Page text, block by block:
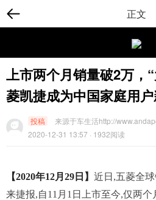
正文
上市两个月销量破2万，
菱凯捷成为中国家庭用
投稿 来源于车生活http://
2020-12-31 13:57 · 1932阅读
【2020年12月29日】 近日,五菱全
来捷报,自11月1日上市至今,仅两